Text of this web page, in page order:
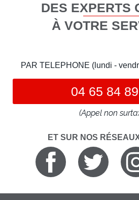
DES EXPERTS
À VOTRE
PAR TELEPHONE (lundi -
04 65 84
(Appel non
ET SUR NOS